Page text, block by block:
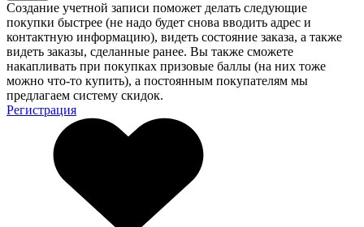
Создание учетной записи поможет делать следующие
покупки быстрее (не надо будет снова вводить адрес и
контактную информацию), видеть состояние заказа, а также
видеть заказы, сделанные ранее. Вы также сможете
накапливать при покупках призовые баллы (на них тоже
можно что-то купить), а постоянным покупателям мы
предлагаем систему скидок.
Регистрация